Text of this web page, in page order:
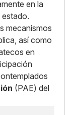
en la
estado.
mecanismos
así como
en
(PAE) del